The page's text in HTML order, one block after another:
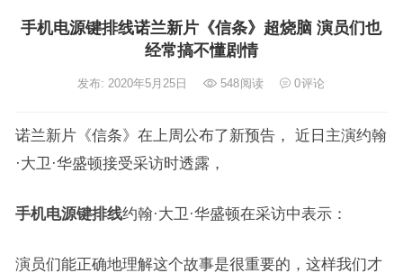
手机电源键排线诺兰新片《信条》超烧脑 演员们也
经常搞不懂剧情
发布: 2020年5月25日 548阅读 0评论
诺兰新片《信条》在上周公布了新预告， 近日主演约翰
·大卫·华盛顿接受采访时透露，
手机电源键排线约翰·大卫·华盛顿在采访中表示：
演员们能正确地理解这个故事是很重要的，这样我们才